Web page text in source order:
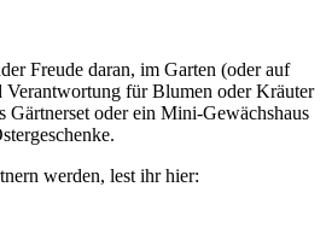
Freude daran, im Garten (oder auf
für Blumen oder Kräuter
Gärtnerset oder ein Mini-Gewächshaus
werden, lest ihr hier: